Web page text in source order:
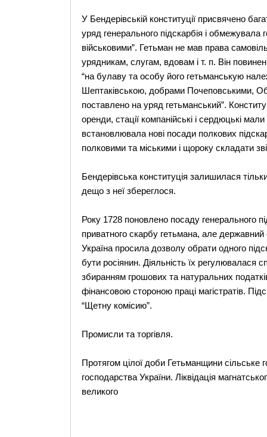
У Бендерівській конституції присвячено
уряд генерального підскарбія і
військовими”. Гетьман не мав права
урядникам, слугам, вдовам і т. п. Він
“на булаву та особу його гетьманськую
Шептаківською, добрами Почеповськими,
поставлено на уряд гетьманський”.
оренди, стації компанійські і сердюцькі
встановлювала нові посади полкових
полковими та міськими і щороку складати
Бендерівська конституція залишилася
дещо з неї збереглося.
Року 1728 поновлено посаду генерального
приватного скарбу гетьмана, але державний
Україна просила дозволу обрати одного
бути росіянин. Діяльність їх регулювалася
збиранням грошових та натуральних
фінансовою стороною праці магістратів.
“Щетну комісию”.
Промисли та торгівля.
Протягом цілої доби Гетьманщини
господарства України. Ліквідація
великого